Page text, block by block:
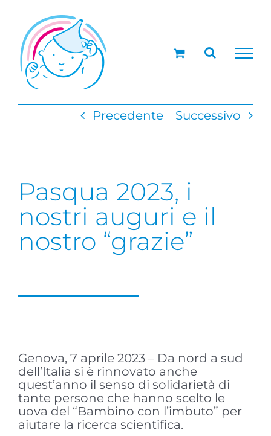
contenuto
Precedente Successivo
Pasqua 2023, i
nostri auguri e il
nostro “grazie”
Genova, 7 aprile 2023 – Da nord a sud
dell’Italia si è rinnovato anche
quest’anno il senso di solidarietà di
tante persone che hanno scelto le
uova del “Bambino con l’imbuto” per
aiutare la ricerca scientifica.